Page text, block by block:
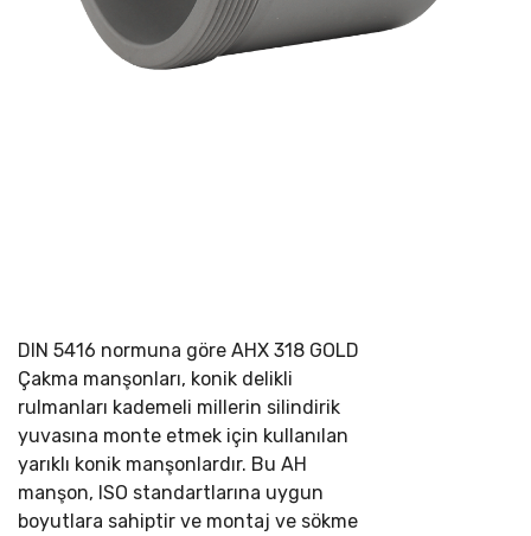
DIN 5416 normuna göre AHX 318 GOLD
Çakma manşonları, konik delikli
rulmanları kademeli millerin silindirik
yuvasına monte etmek için kullanılan
yarıklı konik manşonlardır. Bu AH
manşon, ISO standartlarına uygun
boyutlara sahiptir ve montaj ve sökme